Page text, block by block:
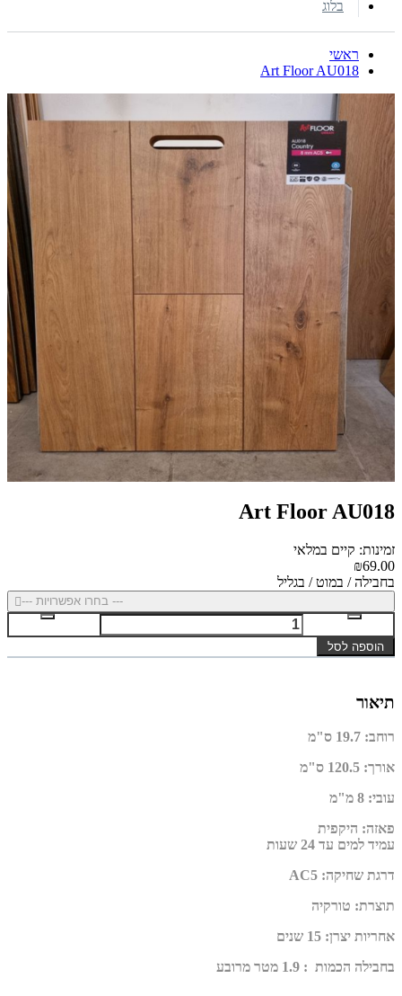
בלוג
ראשי
Art Floor AU018
Art Floor AU018
זמינות: קיים במלאי
₪69.00
בחבילה / במוט / בגליל
--- בחרו אפשרויות ---
הוספה לסל
תיאור
רוחב: 19.7 ס"מ
אורך: 120.5 ס"מ
עובי: 8 מ"מ
פאזה: היקפית
עמיד למים עד 24 שעות
דרגת שחיקה:
AC5
תוצרת: טורקיה
אחריות יצרן: 15 שנים
בחבילה הכמות : 1.9 מטר מרובע